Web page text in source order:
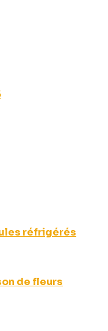
réfrigérés
de fleurs